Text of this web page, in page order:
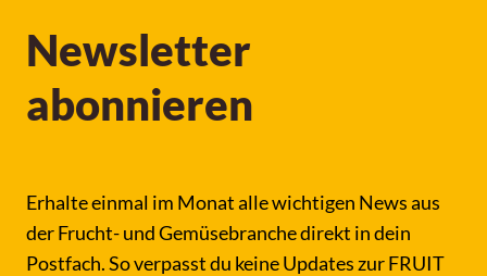
Newsletter
abonnieren
Erhalte einmal im Monat alle wichtigen News aus
der Frucht- und Gemüsebranche direkt in dein
Postfach. So verpasst du keine Updates zur FRUIT